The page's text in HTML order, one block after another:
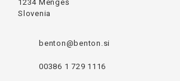
1234 Mengeš
Slovenia
benton@benton.si
00386 1 729 1116